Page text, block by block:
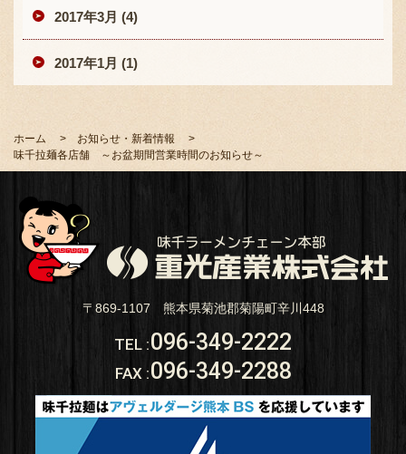
2017年3月 (4)
2017年1月 (1)
ホーム
お知らせ・新着情報
味千拉麺各店舗 ～お盆期間営業時間のお知らせ～
〒869-1107 熊本県菊池郡菊陽町辛川448
TEL :096-349-2222
FAX :096-349-2288